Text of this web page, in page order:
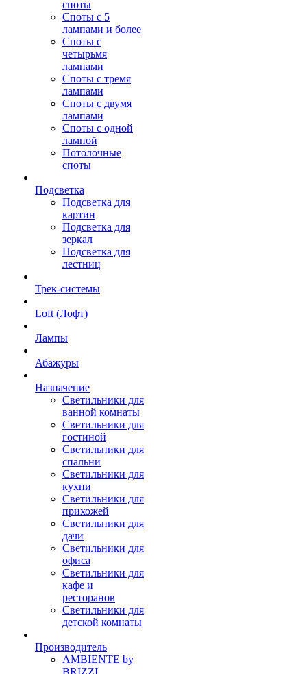
споты
Споты с 5
лампами и более
Споты с
четырьмя
лампами
Споты с тремя
лампами
Споты с двумя
лампами
Споты с одной
лампой
Потолочные
споты
Подсветка
Подсветка для
картин
Подсветка для
зеркал
Подсветка для
лестниц
Трек-системы
Loft (Лофт)
Лампы
Абажуры
Назначение
Светильники для
ванной комнаты
Светильники для
гостиной
Светильники для
спальни
Светильники для
кухни
Светильники для
прихожей
Светильники для
дачи
Светильники для
офиса
Светильники для
кафе и
ресторанов
Светильники для
детской комнаты
Производитель
AMBIENTE by
BRIZZI